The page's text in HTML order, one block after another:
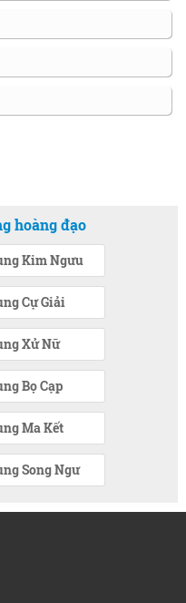
hoàng đạo
Kim Ngưu
Cự Giải
Xử Nữ
Bọ Cạp
Ma Kết
Song Ngư